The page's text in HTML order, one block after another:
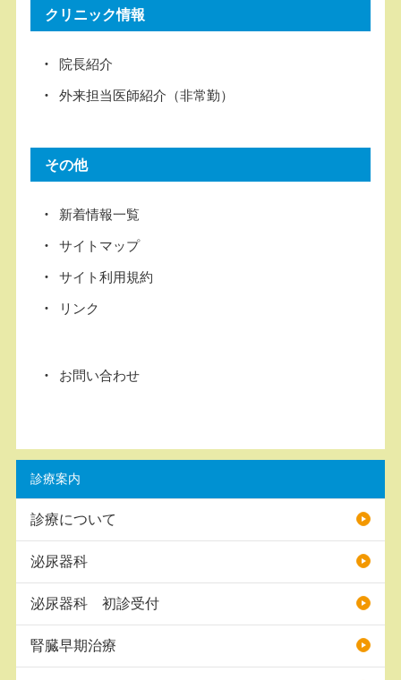
クリニック情報
院長紹介
外来担当医師紹介（非常勤）
その他
新着情報一覧
サイトマップ
サイト利用規約
リンク
お問い合わせ
診療案内
診療について
泌尿器科
泌尿器科 初診受付
腎臓早期治療